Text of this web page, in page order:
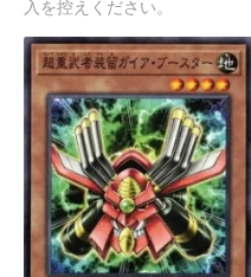
入を控えください。